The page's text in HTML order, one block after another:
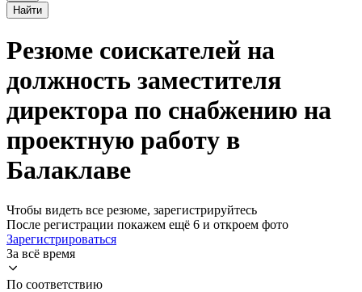
Найти
Резюме соискателей на
должность заместителя
директора по снабжению на
проектную работу в
Балаклаве
Чтобы видеть все резюме, зарегистрируйтесь
После регистрации покажем ещё 6 и откроем фото
Зарегистрироваться
За всё время
По соответствию